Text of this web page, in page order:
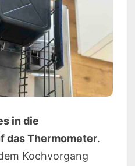
in die
das Thermometer.
Kochvorgang